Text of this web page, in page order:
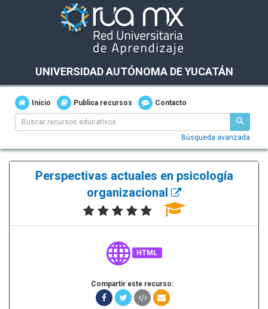
UNIVERSIDAD AUTÓNOMA DE YUCATÁN
Inicio Publica recursos Contacto
Búsqueda avanzada
Perspectivas actuales en psicología
organizacional
HTML
Compartir este recurso: